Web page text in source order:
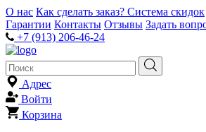
О нас Как сделать заказ? Система скидок
Гарантии Контакты Отзывы Задать
+7 (913) 206-46-24
Адрес
Войти
Корзина